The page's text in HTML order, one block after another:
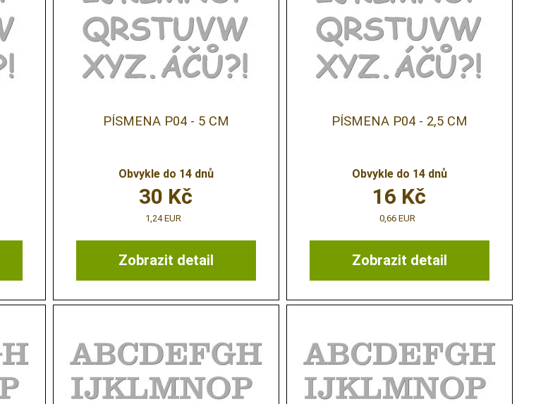
PÍSMENA P04 - 5 CM
Obvykle do 14 dnů
Zobrazit detail
30 Kč
1,24 EUR
PÍSMENA P04 - 2,5 CM
Obvykle do 14 dnů
Zobrazit detail
16 Kč
0,66 EUR